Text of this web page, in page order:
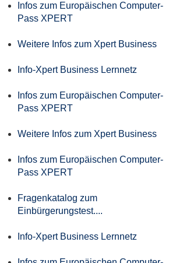
Infos zum Europäischen Computer-
Pass XPERT
Weitere Infos zum Xpert Business
Info-Xpert Business Lernnetz
Infos zum Europäischen Computer-
Pass XPERT
Weitere Infos zum Xpert Business
Infos zum Europäischen Computer-
Pass XPERT
Fragenkatalog zum
Einbürgerungstest....
Info-Xpert Business Lernnetz